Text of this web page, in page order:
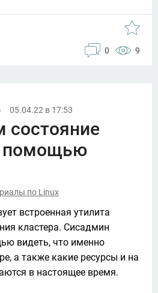
0 9
05.04.22 в 17:53
состояние
помощью
по Linux
встроенная утилита
кластера. Сисадмин
видеть, что именно
а также какие ресурсы и на
в настоящее время.